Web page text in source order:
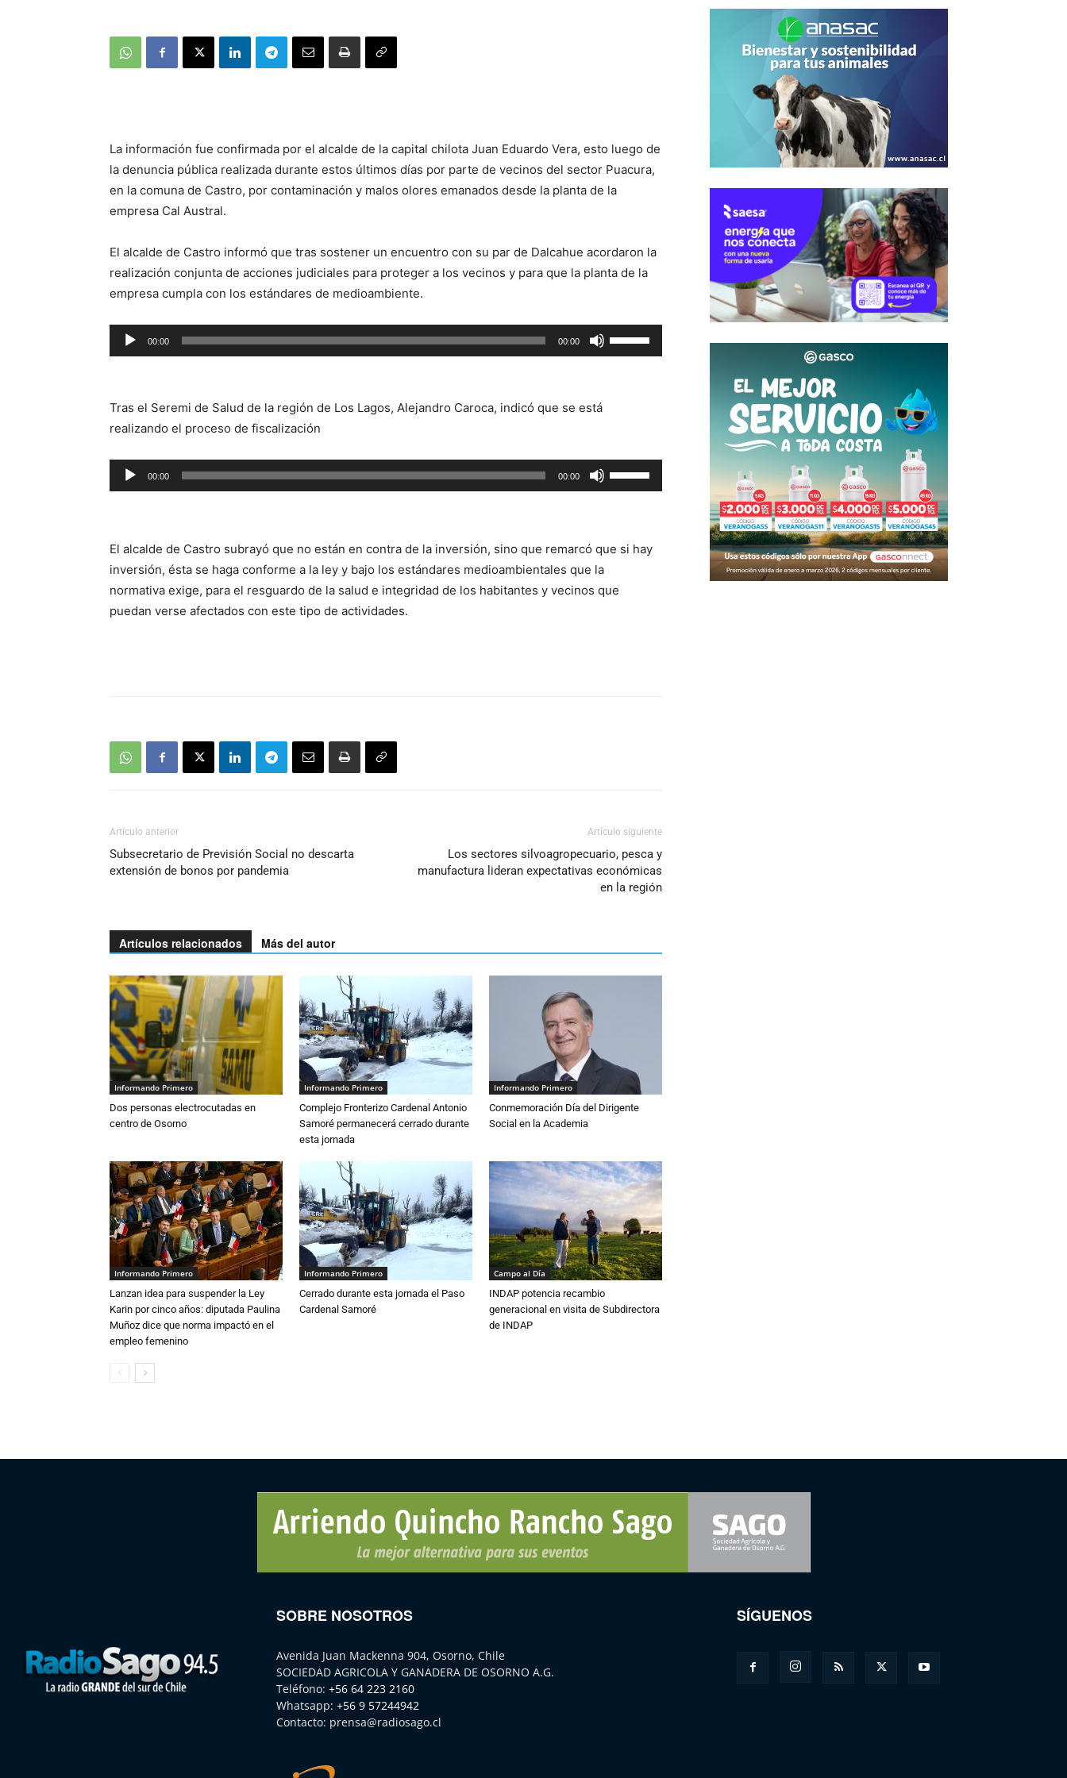
La información fue confirmada por el alcalde de la capital chilota Juan Eduardo Vera, esto luego de
la denuncia pública realizada durante estos últimos días por parte de vecinos del sector Puacura,
en la comuna de Castro, por contaminación y malos olores emanados desde la planta de la
empresa Cal Austral.
El alcalde de Castro informó que tras sostener un encuentro con su par de Dalcahue acordaron la
realización conjunta de acciones judiciales para proteger a los vecinos y para que la planta de la
empresa cumpla con los estándares de medioambiente.
Reproductor
de
00:00 00:00
las
para
aumentar
Tras el Seremi de Salud de la región de Los Lagos, Alejandro Caroca, indicó que se está
realizando el proceso de fiscalización
Reproductor
de
00:00 00:00
las
flecha
para
El alcalde de Castro subrayó que no están en contra de la inversión, sino que remarcó que si hay
inversión, ésta se haga conforme a la ley y bajo los estándares medioambientales que la
normativa exige, para el resguardo de la salud e integridad de los habitantes y vecinos que
puedan verse afectados con este tipo de actividades.
Artículo anterior
Subsecretario de Previsión Social no descarta
extensión de bonos por pandemia
Artículo siguiente
Los sectores silvoagropecuario, pesca y
manufactura lideran expectativas económicas
en la región
Artículos relacionados Más del autor
Informando Primero
Dos personas electrocutadas en
centro de Osorno
Informando Primero
Complejo Fronterizo Cardenal Antonio
Samoré permanecerá cerrado durante
esta jornada
Informando Primero
Conmemoración Día del Dirigente
Social en la Academia
Informando Primero
Lanzan idea para suspender la Ley
Karin por cinco años: diputada Paulina
Muñoz dice que norma impactó en el
empleo femenino
Informando Primero
Cerrado durante esta jornada el Paso
Cardenal Samoré
Campo al Día
INDAP potencia recambio
generacional en visita de Subdirectora
de INDAP
SOBRE NOSOTROS
Avenida Juan Mackenna 904, Osorno, Chile
SOCIEDAD AGRICOLA Y GANADERA DE OSORNO A.G.
Teléfono: +56 64 223 2160
Whatsapp: +56 9 57244942
Contacto: prensa@radiosago.cl
SÍGUENOS